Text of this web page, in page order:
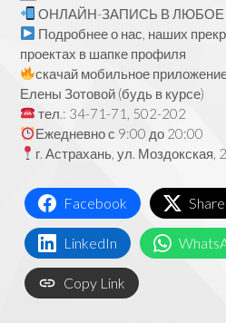
ОНЛАЙН-ЗАПИСЬ В ЛЮБОЕ
Подробнее о нас, наших
проектах в шапке профиля
скачай мобильное
Елены Зотовой (будь в курсе)
тел.: 34-71-71, 502-202
Ежедневно с 9:00 до 20:00
г. Астрахань, ул. Моздокская,
Facebook
LinkedIn
Copy Link